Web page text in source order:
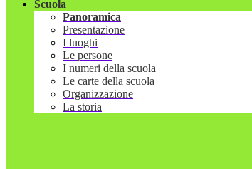
Scuola
Panoramica
Presentazione
I luoghi
Le persone
I numeri della scuola
Le carte della scuola
Organizzazione
La storia